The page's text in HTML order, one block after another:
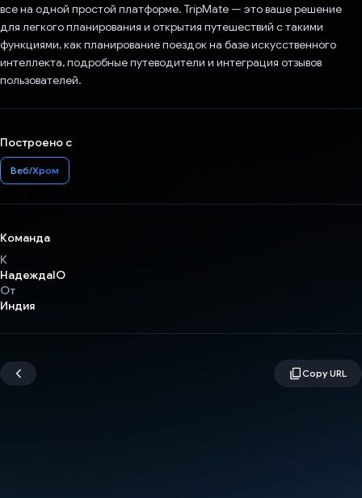
все на одной простой платформе. TripMate — это ваше решение
для легкого планирования и открытия путешествий с такими
функциями, как планирование поездок на базе искусственного
интеллекта, подробные путеводители и интеграция отзывов
пользователей.
Построено с
Веб/Хром
Команда
К
НадеждаIO
От
Индия